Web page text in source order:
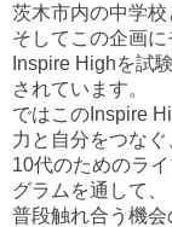
茨木市内の中学校
そしてこの企画
Inspire Highを試
されています。
ではこの Inspire
力と自分をつなぐ
10代のためのラ
グラムを通して、
普段触れ合う機